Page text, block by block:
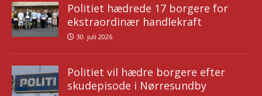
Politiet hædrede 17 borgere for
ekstraordinær handlekraft
30. juli 2026
Politiet vil hædre borgere efter
skudepisode i Nørresundby